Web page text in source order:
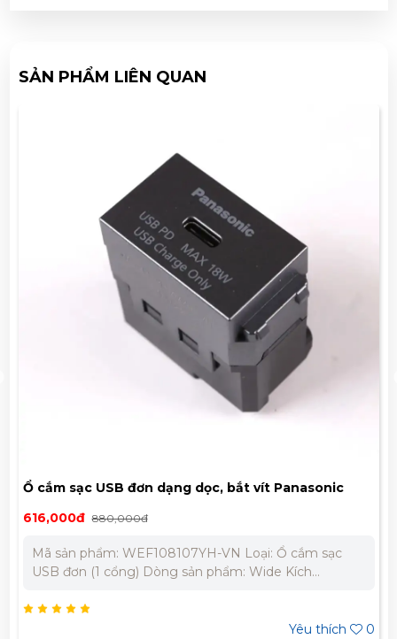
SẢN PHẨM LIÊN QUAN
Ổ cắm sạc USB đơn dạng dọc, bắt vít Panasonic
WEF108107YH-VN
616,000đ 880,000đ
Mã sản phẩm: WEF108107YH-VN Loại: Ổ cắm sạc
USB đơn (1 cổng) Dòng sản phẩm: Wide Kích
Điện áp đầu ra (Output): 5V - 2.4A Nhiệt độ hoạt
động: -10°C đến +40°C Liên hệ chúng tôi để nhận
Yêu thích 0